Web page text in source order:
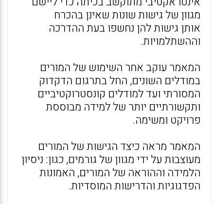
מגוון של גישות שונות שאינן בהכרח
אותן גישות להן נחשפו בעת ההדרכה
וההשתלמויות.
המאמר עוקב אחר השימוש של המורים
במודלים השונים, החל בתרגום הדקדוק
המסורתי ועד למודלים קונסטרוקטיביים
ותקשורתיים יותר של למידה מבוססת
פרויקט ומשימה.
המאמר מראה כיצד הגישות של המורים
מעוצבות על ידי מגוון של גורמים, כגון: ניסיון
הלמידה וההוראה של המורים, האמונות
הפדגוגיות והדרישות המוסדיות.